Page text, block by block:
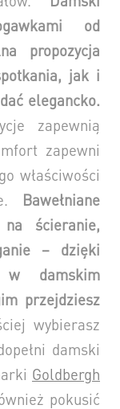
od
propozycja
jak i
elegancko.
zapewnią
zapewni
właściwości
Bawełniane
ścieranie,
– dzięki
damskim
przejdziesz
wybierasz
damski
Goldbergh
pokusić